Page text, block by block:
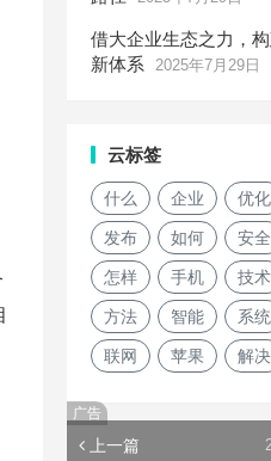
借大企业生态之力，
新体系
2025年7月29日
云标签
什么 企业 优化
发布 如何 安全
怎样 手机 技术
方法 智能 系统
联网 苹果 解决
广告
上一篇